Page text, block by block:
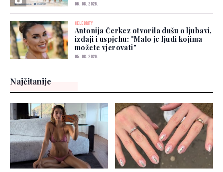
06. 08. 2026.
CELEBRITY
Antonija Čerkez otvorila dušu o ljubavi,
izdaji i uspjehu: "Malo je ljudi kojima
možete vjerovati"
05. 08. 2026.
Najčitanije